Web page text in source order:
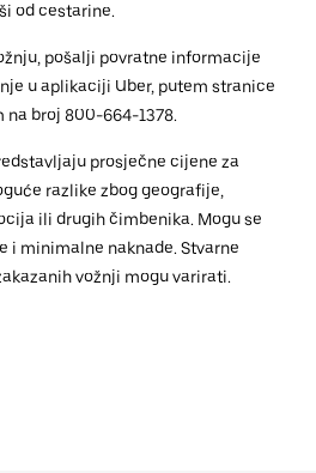
od cestarine.
pošalji povratne informacije
u aplikaciji Uber, putem stranice
na broj 800-664-1378.
prosječne cijene za
razlike zbog geografije,
ili drugih čimbenika. Mogu se
i minimalne naknade. Stvarne
vožnji mogu varirati.